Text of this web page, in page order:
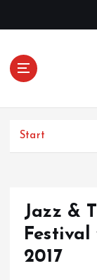
Start
Jazz &
Festival
2017